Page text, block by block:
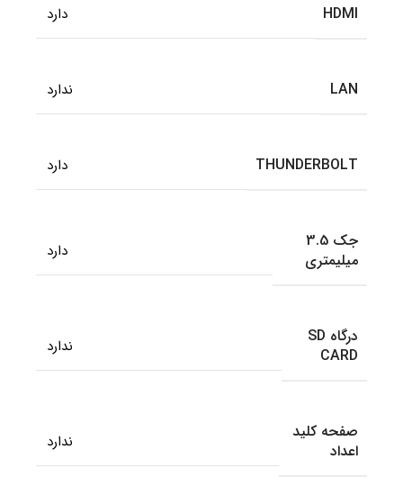
HDMI دارد
LAN ندارد
THUNDERBOLT دارد
جک 3.5
میلیمتری
دارد
درگاه SD
CARD
ندارد
صفحه کلید
اعداد
ندارد